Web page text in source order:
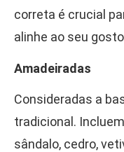
correta é crucial
alinhe ao seu
Amadeiradas
Consideradas a
tradicional.
sândalo, cedro,